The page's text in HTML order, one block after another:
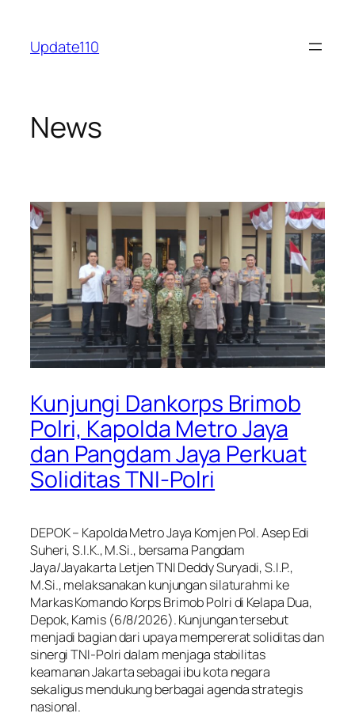
content
Update110
News
Kunjungi Dankorps Brimob
Polri, Kapolda Metro Jaya
dan Pangdam Jaya Perkuat
Soliditas TNI-Polri
DEPOK – Kapolda Metro Jaya Komjen Pol. Asep Edi
Suheri, S.I.K., M.Si., bersama Pangdam
Jaya/Jayakarta Letjen TNI Deddy Suryadi, S.I.P.,
M.Si., melaksanakan kunjungan silaturahmi ke
Markas Komando Korps Brimob Polri di Kelapa Dua,
Depok, Kamis (6/8/2026). Kunjungan tersebut
menjadi bagian dari upaya mempererat soliditas dan
sinergi TNI-Polri dalam menjaga stabilitas
keamanan Jakarta sebagai ibu kota negara
sekaligus mendukung berbagai agenda strategis
nasional.